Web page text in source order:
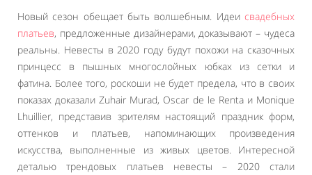
Новый сезон обещает быть волшебным. Идеи свадебных
платьев, предложенные дизайнерами, доказывают – чудеса
реальны. Невесты в 2020 году будут похожи на сказочных
принцесс в пышных многослойных юбках из сетки и
фатина. Более того, роскоши не будет предела, что в своих
показах доказали Zuhair Murad, Oscar de le Renta и Monique
Lhuillier, представив зрителям настоящий праздник форм,
оттенков и платьев, напоминающих произведения
искусства, выполненные из живых цветов. Интересной
деталью трендовых платьев невесты – 2020 стали